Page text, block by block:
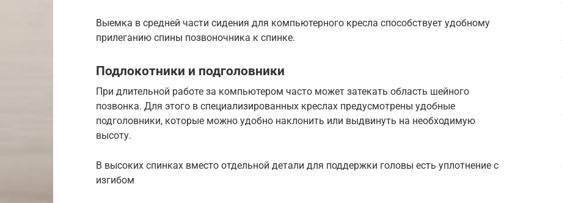
Выемка в средней части сидения для компьютерного кресла способствует удобному
прилеганию спины позвоночника к спинке.
Подлокотники и подголовники
При длительной работе за компьютером часто может затекать область шейного
позвонка. Для этого в специализированных креслах предусмотрены удобные
подголовники, которые можно удобно наклонить или выдвинуть на необходимую
высоту.
В высоких спинках вместо отдельной детали для поддержки головы есть уплотнение с
изгибом